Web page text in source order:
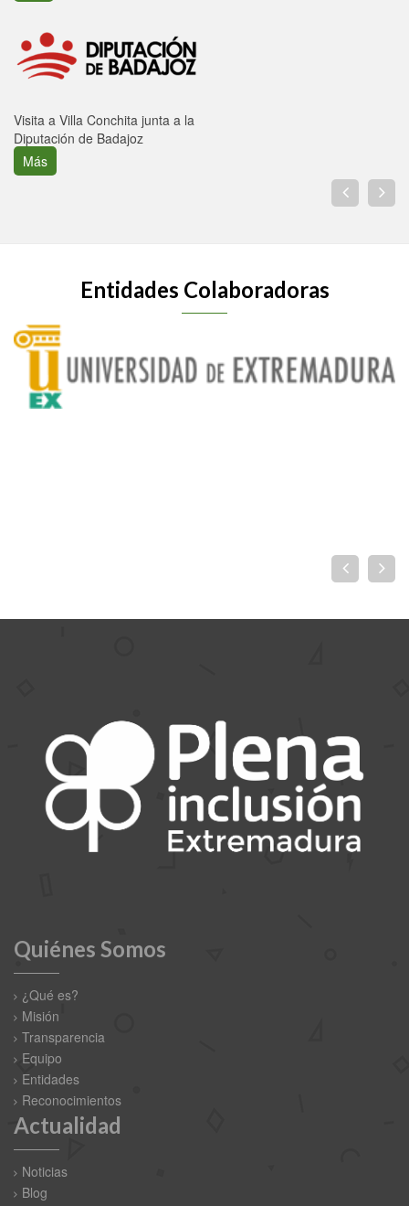
Visita a Villa Conchita junta a la
Diputación de Badajoz
Más
Entidades Colaboradoras
Quiénes Somos
¿Qué es?
Misión
Transparencia
Equipo
Entidades
Reconocimientos
Actualidad
Noticias
Blog